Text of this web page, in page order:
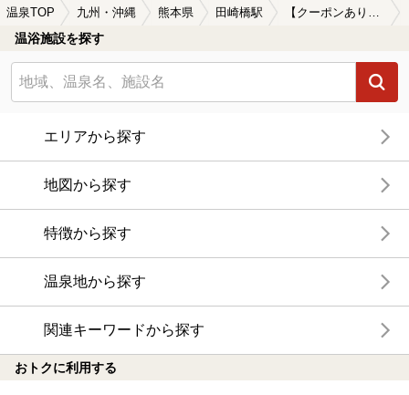
温泉TOP 九州・沖縄 熊本県 田崎橋駅 【クーポンあり】水風呂が楽しめる田崎橋駅近くの温泉、日帰り温泉、スーパー銭湯おすすめ
温浴施設を探す
エリアから探す
地図から探す
特徴から探す
温泉地から探す
関連キーワードから探す
おトクに利用する